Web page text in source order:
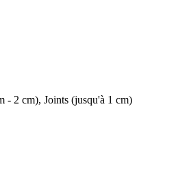
- 2 cm), Joints (jusqu'à 1 cm)